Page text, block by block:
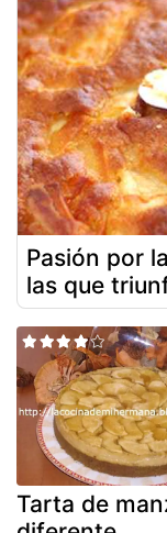
Pasión por
las que
Tarta de